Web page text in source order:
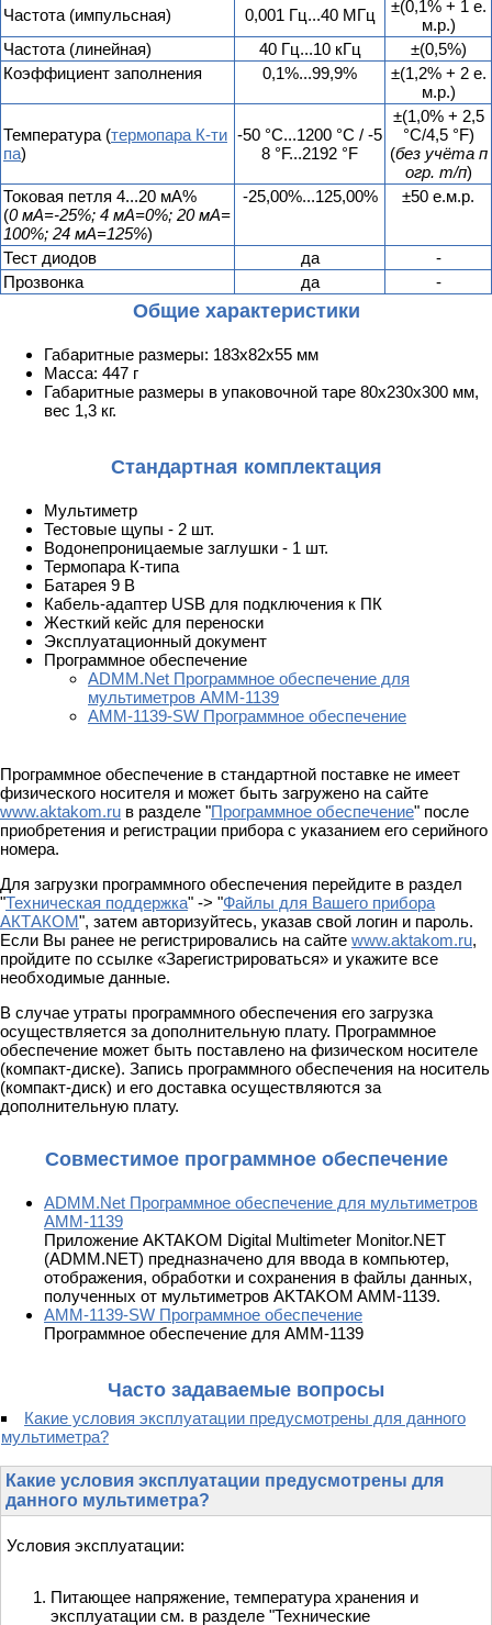
Частота (импульсная) 0,001 Гц...40 МГц
±(0,1% + 1 е.
м.р.)
Частота (линейная)
40 Гц...10 кГц
±(0,5%)
Коэффициент заполнения
0,1%...99,9%
±(1,2% + 2 е.
м.р.)
Температура (термопара К-ти
па)
-50 °C...1200 °C / -5
8 °F...2192 °F
±(1,0% + 2,5
°C/4,5 °F)
(без учёта п
огр. т/п)
Токовая петля 4...20 мА%
(0 мА=-25%; 4 мА=0%; 20 мА=
100%; 24 мА=125%)
-25,00%...125,00% ±50 е.м.р.
Тест диодов да
-
Прозвонка
да -
Общие характеристики
Габаритные размеры: 183х82х55 мм
Масса: 447 г
Габаритные размеры в упаковочной таре 80х230х300 мм,
вес 1,3 кг.
Стандартная комплектация
Мультиметр
Тестовые щупы - 2 шт.
Водонепроницаемые заглушки - 1 шт.
Термопара К-типа
Батарея 9 В
Кабель-адаптер USB для подключения к ПК
Жесткий кейс для переноски
Эксплуатационный документ
Программное обеспечение
ADMM.Net Программное обеспечение для
мультиметров АММ-1139
AMM-1139-SW Программное обеспечение
Программное обеспечение в стандартной поставке не имеет
физического носителя и может быть загружено на сайте
www.aktakom.ru в разделе "Программное обеспечение" после
приобретения и регистрации прибора с указанием его серийного
номера.
Для загрузки программного обеспечения перейдите в раздел
"Техническая поддержка" -> "Файлы для Вашего прибора
АКТАКОМ", затем авторизуйтесь, указав свой логин и пароль.
Если Вы ранее не регистрировались на сайте www.aktakom.ru,
пройдите по ссылке «Зарегистрироваться» и укажите все
необходимые данные.
В случае утраты программного обеспечения его загрузка
осуществляется за дополнительную плату. Программное
обеспечение может быть поставлено на физическом носителе
(компакт-диске). Запись программного обеспечения на носитель
(компакт-диск) и его доставка осуществляются за
дополнительную плату.
Совместимое программное обеспечение
ADMM.Net Программное обеспечение для мультиметров
АММ-1139
Приложение AKTAKOM Digital Multimeter Monitor.NET
(ADMM.NET) предназначено для ввода в компьютер,
отображения, обработки и сохранения в файлы данных,
полученных от мультиметров AKTAKOM AMM-1139.
AMM-1139-SW Программное обеспечение
Программное обеспечение для АММ-1139
Часто задаваемые вопросы
Какие условия эксплуатации предусмотрены для данного
мультиметра?
Какие условия эксплуатации предусмотрены для
данного мультиметра?
Условия эксплуатации:
Питающее напряжение, температура хранения и
эксплуатации см. в разделе "Технические